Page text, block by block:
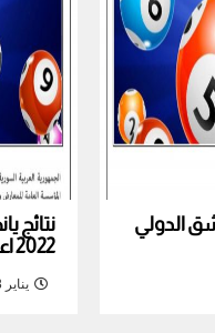
الدولي
نتائج
2022 اعرف نتيجة بطاقتك
يناير 3, 2022